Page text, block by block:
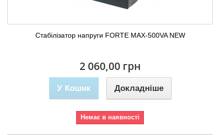
Стабілізатор напруги FORTE MAX-500VA NEW
2 060,00 грн
У Кошик Докладніше
Немає в наявності